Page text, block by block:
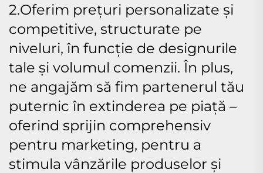
2.Oferim prețuri personalizate și
competitive, structurate pe
niveluri, în funcție de designurile
tale și volumul comenzii. În plus,
ne angajăm să fim partenerul tău
puternic în extinderea pe piață –
oferind sprijin comprehensiv
pentru marketing, pentru a
stimula vânzările produselor și